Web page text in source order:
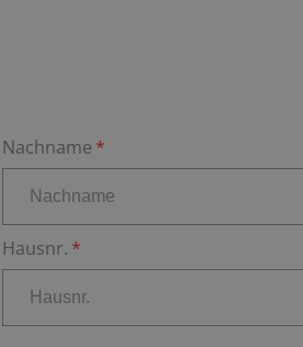
Nachname
Hausnr.